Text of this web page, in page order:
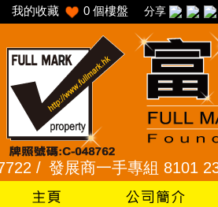
我的收藏 0 個樓盤 分享
/發展商一手專組 8101 2345 /